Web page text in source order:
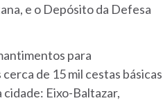
e o Depósito da Defesa
para
de 15 mil cestas básicas
cidade: Eixo-Baltazar,